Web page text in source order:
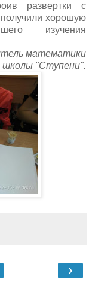
развертки с
хорошую
изучения
математики
школы "Ступени".
›